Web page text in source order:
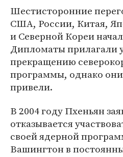
Шестисторонние
США, России, Китая,
и Северной Кореи
Дипломаты прилагали
прекращению
программы, однако
привели.
В 2004 году Пхеньян
отказывается
своей ядерной
Вашингтон в